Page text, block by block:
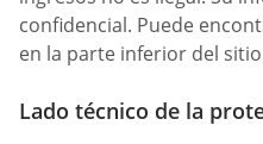
confidencial. Puede
en la parte inferior del
Lado técnico de la